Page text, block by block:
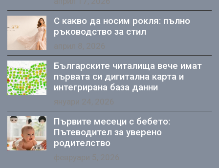
С какво да носим рокля: пълно
ръководство за стил
април 8, 2026
Българските читалища вече имат
първата си дигитална карта и
интегрирана база данни
януари 24, 2026
Първите месеци с бебето:
Пътеводител за уверено
родителство
февруари 5, 2026